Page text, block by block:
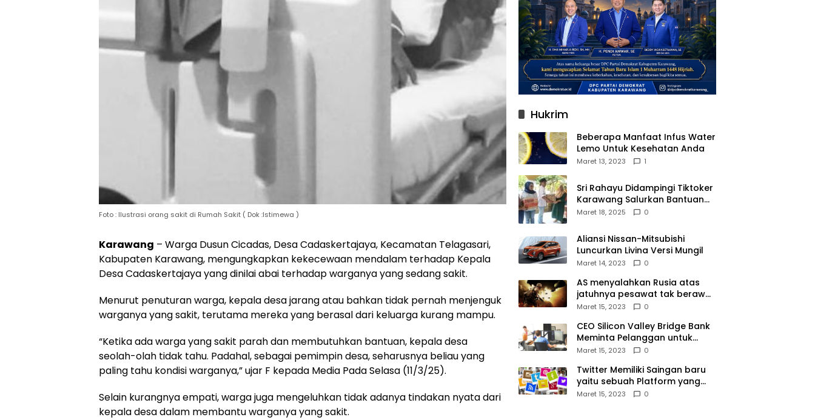
Foto : Ilustrasi orang sakit di Rumah Sakit ( Dok :Istimewa )
Karawang – Warga Dusun Cicadas, Desa Cadaskertajaya, Kecamatan Telagasari,
Kabupaten Karawang, mengungkapkan kekecewaan mendalam terhadap Kepala
Desa Cadaskertajaya yang dinilai abai terhadap warganya yang sedang sakit.
Menurut penuturan warga, kepala desa jarang atau bahkan tidak pernah menjenguk
warganya yang sakit, terutama mereka yang berasal dari keluarga kurang mampu.
“Ketika ada warga yang sakit parah dan membutuhkan bantuan, kepala desa
seolah-olah tidak tahu. Padahal, sebagai pemimpin desa, seharusnya beliau yang
paling tahu kondisi warganya,” ujar F kepada Media Pada Selasa (11/3/25).
Selain kurangnya empati, warga juga mengeluhkan tidak adanya tindakan nyata dari
kepala desa dalam membantu warganya yang sakit.
Hukrim
Beberapa Manfaat Infus Water
Lemo Untuk Kesehatan Anda
Maret 13, 2023 1
Sri Rahayu Didampingi Tiktoker
Karawang Salurkan Bantuan
untuk Warga Dusun Kampek
Maret 18, 2025 0
Aliansi Nissan-Mitsubishi
Luncurkan Livina Versi Mungil
Maret 14, 2023 0
AS menyalahkan Rusia atas
jatuhnya pesawat tak berawak
di Laut Hitam, Moskow
Maret 15, 2023 0
CEO Silicon Valley Bridge Bank
Meminta Pelanggan untuk
menyetor ulang dana Mereka
Maret 15, 2023 0
Twitter Memiliki Saingan baru
yaitu sebuah Platform yang
dibuat oleh Meta
Maret 15, 2023 0